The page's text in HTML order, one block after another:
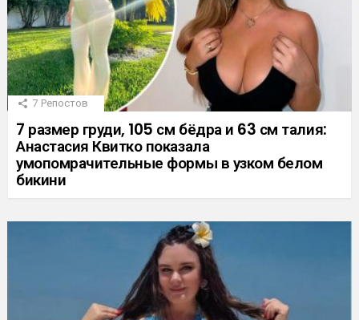
7 Репостов
7 размер груди, 105 см бёдра и 63 см талия:
Анастасия Квитко показала
умопомрачительные формы в узком белом
бикини